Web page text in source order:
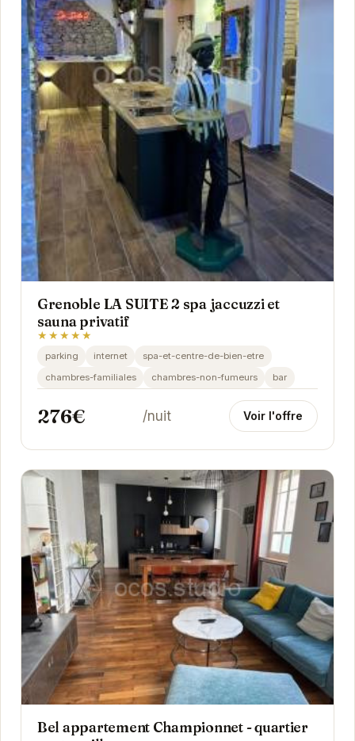
Grenoble LA SUITE 2 spa jaccuzzi et
sauna privatif
★★★★★
parking internet
spa-et-centre-de-bien-etre
chambres-familiales
chambres-non-fumeurs bar
276€ /nuit Voir l'offre
Bel appartement Championnet - quartier